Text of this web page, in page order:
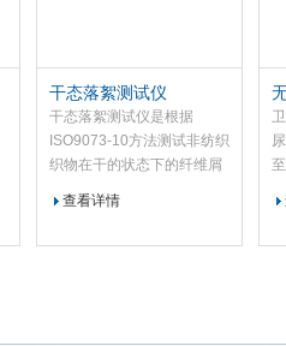
干态落絮测试仪
干态落絮测试仪是根据
ISO9073-10方法测试非纺织
织物在干的状态下的纤维屑
查看详情